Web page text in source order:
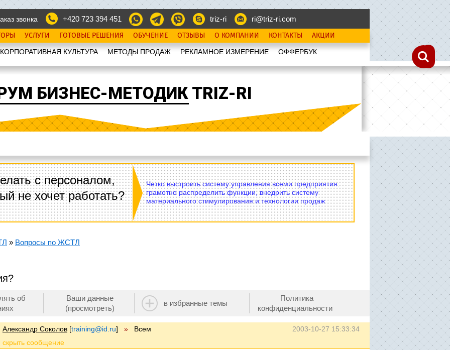
звонка +420 723 394 451 triz-ri ri@triz-ri.com
УСЛУГИ ГОТОВЫЕ РЕШЕНИЯ ОБУЧЕНИЕ ОТЗЫВЫ О КОМПАНИИ КОНТАКТЫ АКЦИИ
КОРПОРАТИВНАЯ КУЛЬТУРА МЕТОДЫ ПРОДАЖ РЕКЛАМНОЕ ИЗМЕРЕНИЕ OФФЕРБУК
БИЗНЕС-МЕТОДИК TRIZ-RI
с персоналом,
не хочет работать?
Четко выстроить систему управления всеми предприятия:
грамотно распределить функции, внедрить систему
материального стимулирования и технологии продаж
» Вопросы по ЖСТЛ
об
Ваши данные
(просмотреть)
в избранные темы
Политика
конфиденциальности
2003-10-27 15:33:34
Александр Соколов [training@id.ru] » Всем